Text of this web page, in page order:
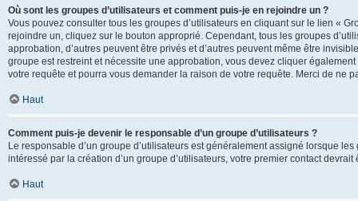
Où sont les groupes d’utilisateurs et comment puis-je en rejoindre un ?
Vous pouvez consulter tous les groupes d’utilisateurs en cliquant sur le lien «
rejoindre un, cliquez sur le bouton approprié. Cependant, tous les groupes
approbation, d’autres peuvent être privés et d’autres peuvent même être
groupe est restreint et nécessite une approbation, vous devez cliquer
votre requête et pourra vous demander la raison de votre requête. Merci de ne
Haut
Comment puis-je devenir le responsable d’un groupe d’utilisateurs ?
Le responsable d’un groupe d’utilisateurs est généralement assigné lorsque
intéressé par la création d’un groupe d’utilisateurs, votre premier contact
Haut